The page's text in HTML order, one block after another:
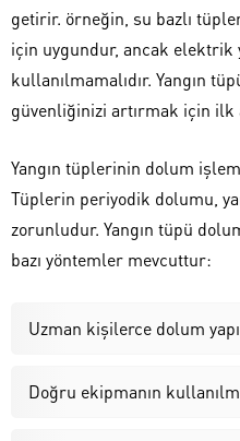
getirir. örneğin, su bazlı
için uygundur, ancak elektrik
kullanılmamalıdır. Yangın
güvenliğinizi artırmak için ilk
Yangın tüplerinin dolum
Tüplerin periyodik dolumu,
zorunludur. Yangın tüpü
bazı yöntemler mevcuttur:
Uzman kişilerce dolum
Doğru ekipmanın